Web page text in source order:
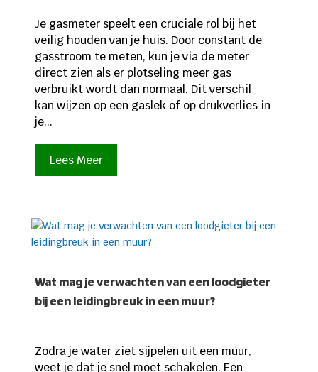
Je gasmeter speelt een cruciale rol bij het
veilig houden van je huis. Door constant de
gasstroom te meten, kun je via de meter
direct zien als er plotseling meer gas
verbruikt wordt dan normaal. Dit verschil
kan wijzen op een gaslek of op drukverlies in
je...
Lees Meer
Wat mag je verwachten van een loodgieter
bij een leidingbreuk in een muur?
Zodra je water ziet sijpelen uit een muur,
weet je dat je snel moet schakelen. Een